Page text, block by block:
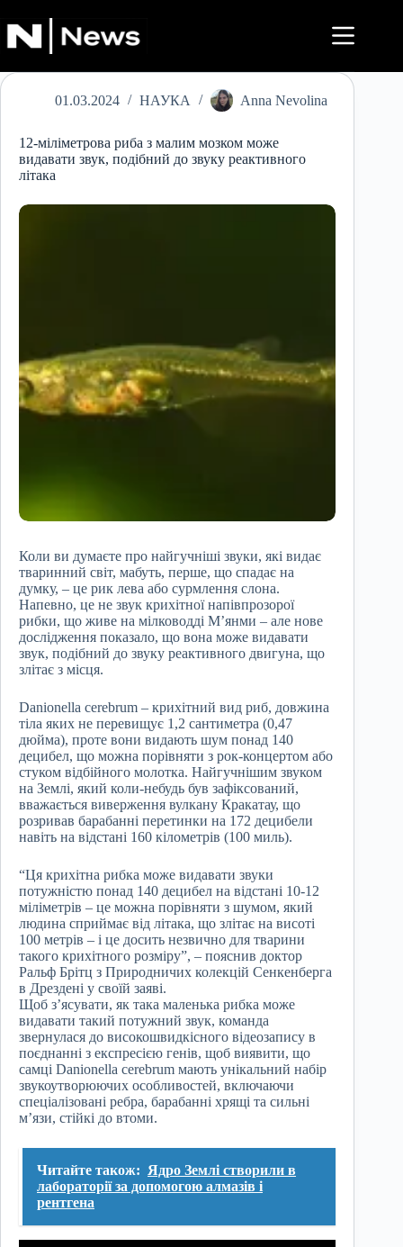
до
вмісту
01.03.2024 НАУКА Anna Nevolina
12-міліметрова риба з малим мозком може
видавати звук, подібний до звуку реактивного
літака
Коли ви думаєте про найгучніші звуки, які видає
тваринний світ, мабуть, перше, що спадає на
думку, – це рик лева або сурмлення слона.
Напевно, це не звук крихітної напівпрозорої
рибки, що живе на мілководді М’янми – але нове
дослідження показало, що вона може видавати
звук, подібний до звуку реактивного двигуна, що
злітає з місця.
Danionella cerebrum – крихітний вид риб, довжина
тіла яких не перевищує 1,2 сантиметра (0,47
дюйма), проте вони видають шум понад 140
децибел, що можна порівняти з рок-концертом або
стуком відбійного молотка. Найгучнішим звуком
на Землі, який коли-небудь був зафіксований,
вважається виверження вулкану Кракатау, що
розривав барабанні перетинки на 172 децибели
навіть на відстані 160 кілометрів (100 миль).
“Ця крихітна рибка може видавати звуки
потужністю понад 140 децибел на відстані 10-12
міліметрів – це можна порівняти з шумом, який
людина сприймає від літака, що злітає на висоті
100 метрів – і це досить незвично для тварини
такого крихітного розміру”, – пояснив доктор
Ральф Брітц з Природничих колекцій Сенкенберга
в Дрездені у своїй заяві.
Щоб з’ясувати, як така маленька рибка може
видавати такий потужний звук, команда
звернулася до високошвидкісного відеозапису в
поєднанні з експресією генів, щоб виявити, що
самці Danionella cerebrum мають унікальний набір
звукоутворюючих особливостей, включаючи
спеціалізовані ребра, барабанні хрящі та сильні
м’язи, стійкі до втоми.
Читайте також: Ядро Землі створили в
лабораторії за допомогою алмазів і
рентгена